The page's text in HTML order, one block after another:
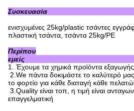
ενισχυμένες 25kg/plastic τσάντες
πλαστική τσάντα, τσάντα 25kg/PE
Περίπου
1. Έχουμε τα χημικά προϊόντα εξαγωγής
2.We πάντα δοκιμάστε το καλύτερό
το φορτίο για κάθε διαταγή κάθε
3.Quality είναι τοπ, η τιμή είναι
επαγγελματική